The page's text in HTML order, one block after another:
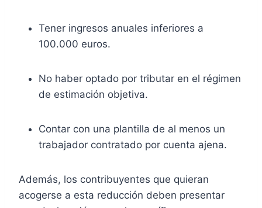
Tener ingresos anuales inferiores a
100.000 euros.
No haber optado por tributar en el régimen
de estimación objetiva.
Contar con una plantilla de al menos un
trabajador contratado por cuenta ajena.
Además, los contribuyentes que quieran
acogerse a esta reducción deben presentar